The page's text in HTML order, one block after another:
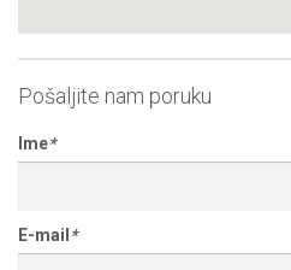
Pošaljite nam poruku
Ime*
E-mail *